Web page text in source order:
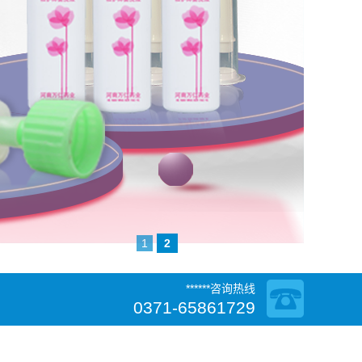
1 2
******咨询热线
0371-65861729